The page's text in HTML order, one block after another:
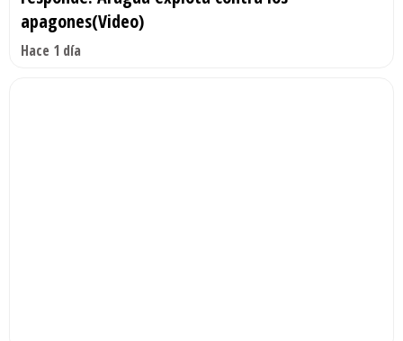
apagones(Video)
Hace 1 día